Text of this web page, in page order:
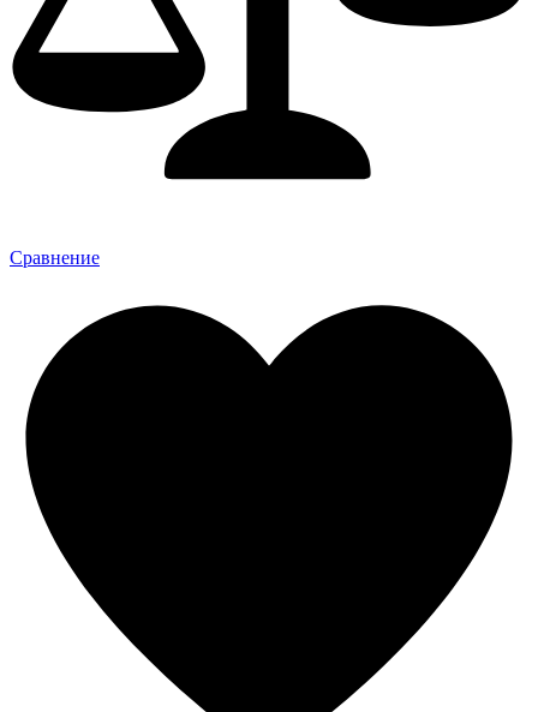
Сравнение